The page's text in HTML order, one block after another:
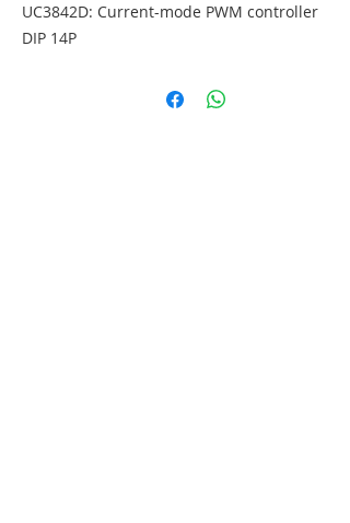
UC3842D: Current-mode PWM controller
DIP 14P